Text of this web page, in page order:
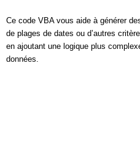
Ce code VBA vous aide à générer
de plages de dates ou d’autres
en ajoutant une logique plus
données.